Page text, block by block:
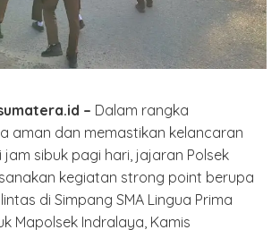
– Dalam rangka
aman dan memastikan kelancaran
jam sibuk pagi hari, jajaran Polsek
kegiatan strong point berupa
di Simpang SMA Lingua Prima
Mapolsek Indralaya, Kamis